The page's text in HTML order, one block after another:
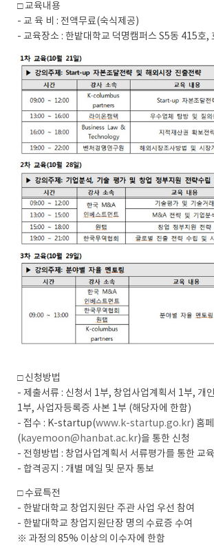
□ 교육내용
- 교 육 비 : 전액무료(숙식제공)
- 교육장소 : 한밭대학교 덕명캠퍼스 S5동 415호,
□ 신청방법
- 제출서류 : 신청서 1부, 창업사업계획서 1부, 개
1부, 사업자등록증 사본 1부 (해당자에 한함)
- 접수 : K-startup(www.k-startup.go.kr) 홈
( kayemoon@hanbat.ac.kr)을 통한 신청
- 전형방법 : 창업사업계획서 서류평가를 통한 교
- 합격공지 : 개별 메일 및 문자 통보
□ 수료특전
- 한밭대학교 창업지원단 주관 사업 우선 참여
- 한밭대학교 창업지원단장 명의 수료증 수여
※ 과정의 85% 이상의 이수자에 한함